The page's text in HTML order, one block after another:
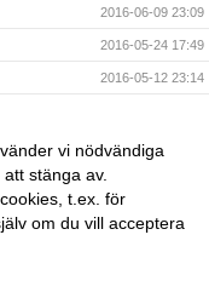
2016-06-09 23:09
2016-05-24 17:49
2016-05-12 23:14
2016-05-01 23:20
2016-04-21 23:23
2016-04-05 23:25
vi nödvändiga
stänga av.
t.ex. för
om du vill acceptera